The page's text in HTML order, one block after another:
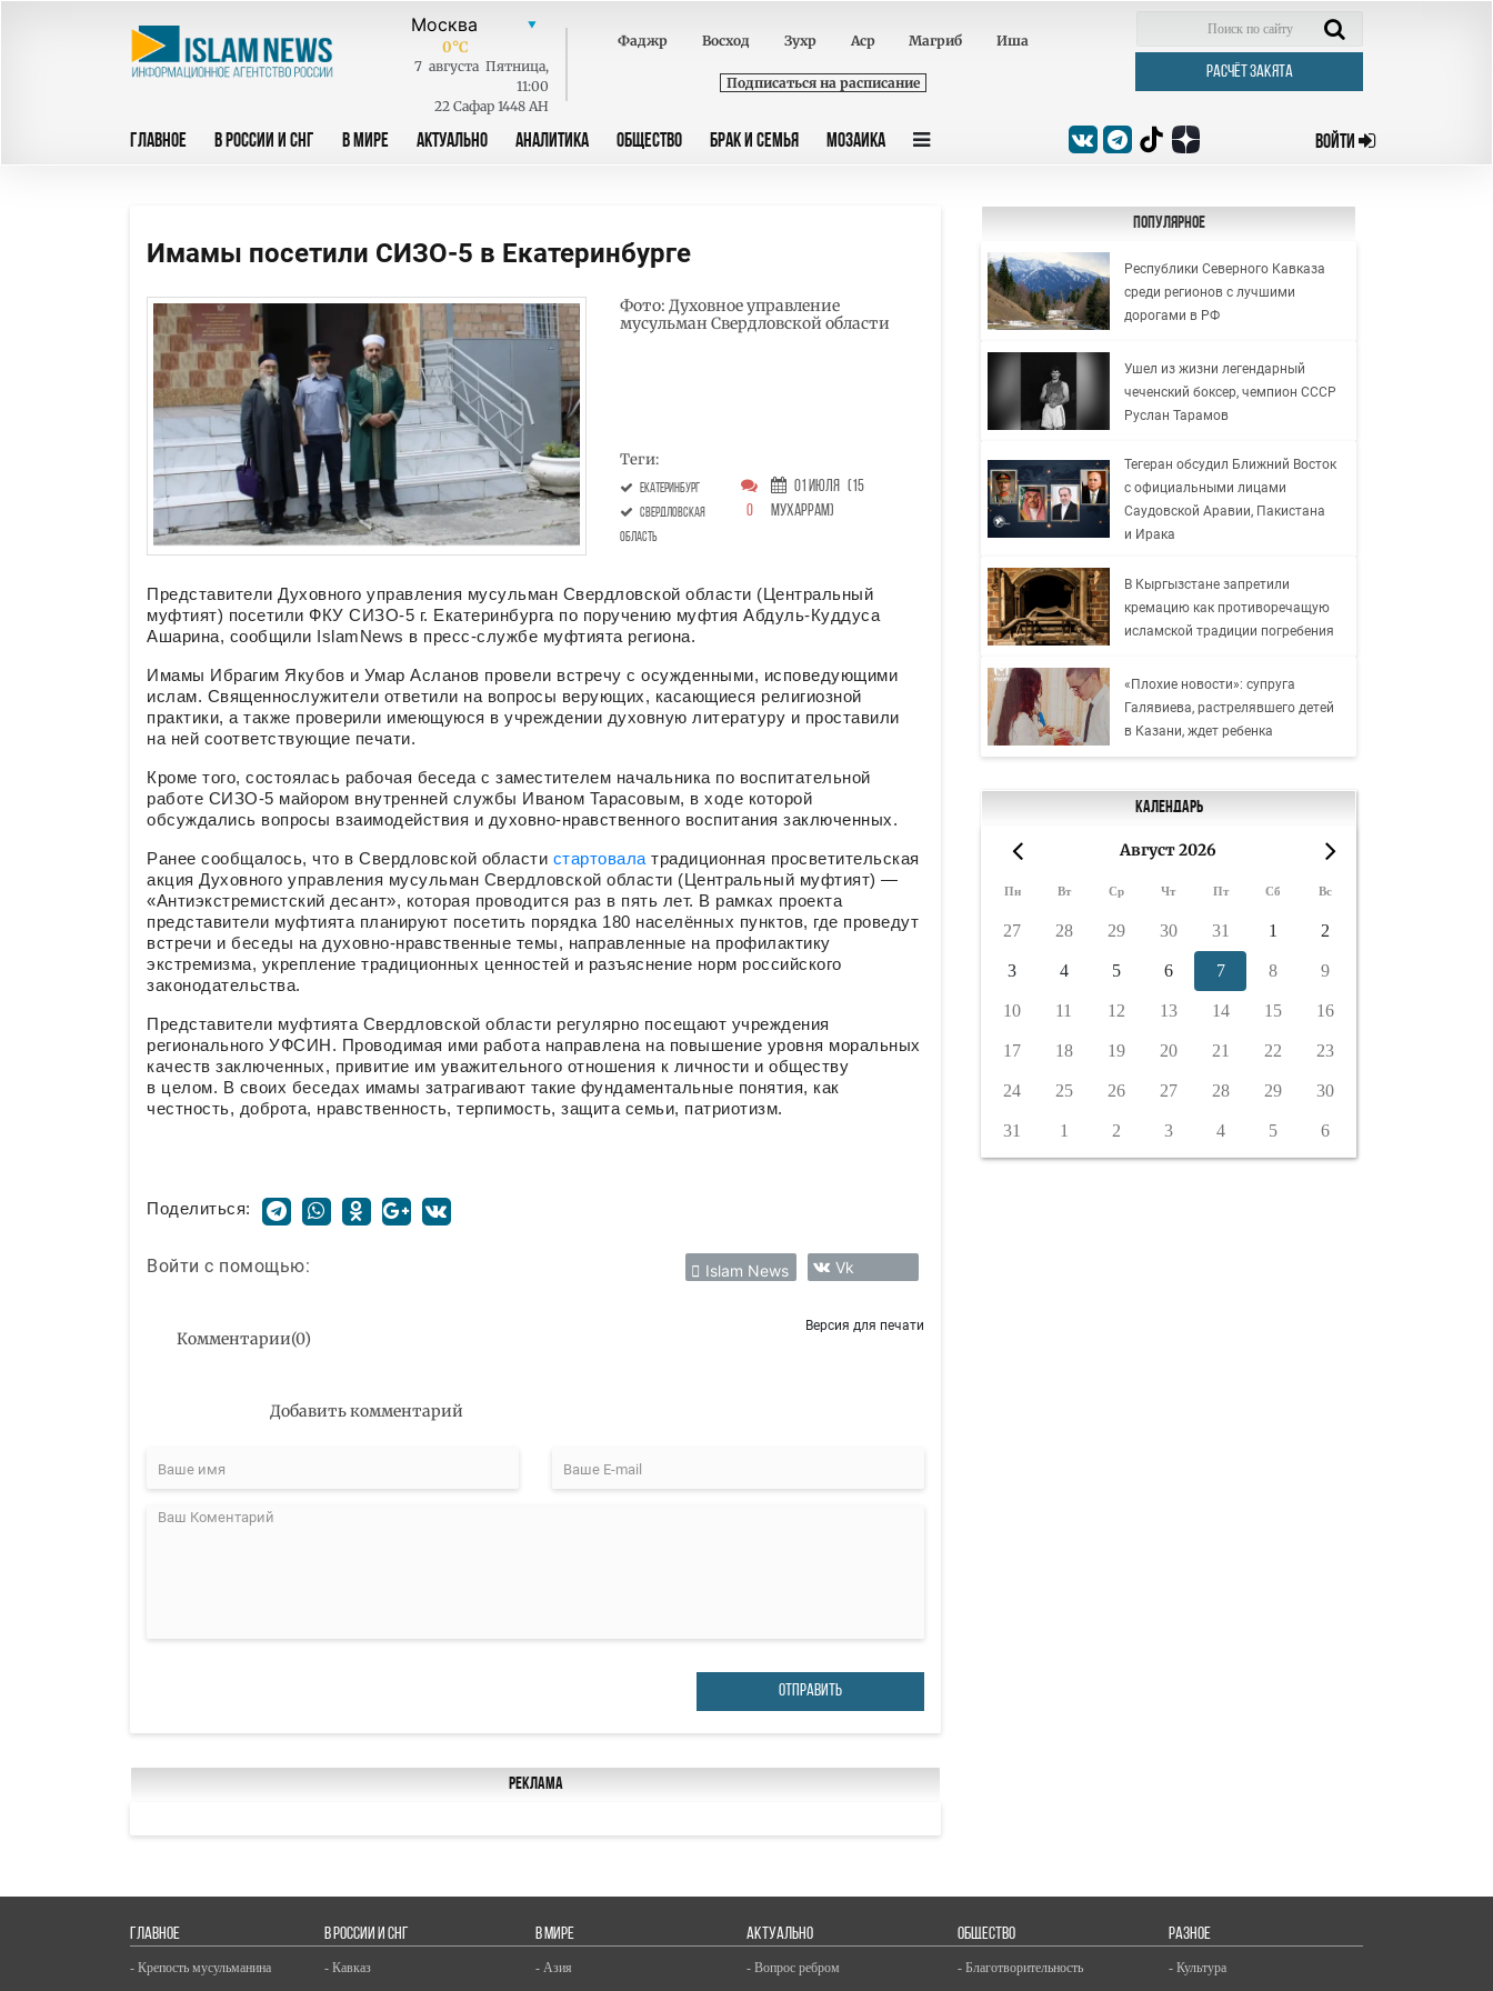
0°C
7 августа Пятница,
11:00
22 Сафар 1448 AH
Фаджр Восход Зухр Аср Магриб Иша
Подписаться на расписание
РАСЧЁТ ЗАКЯТА
ГЛАВНОЕ В РОССИИ И СНГ В МИРЕ АКТУАЛЬНО АНАЛИТИКА ОБЩЕСТВО БРАК И СЕМЬЯ МОЗАИКА ВОЙТИ
Имамы посетили СИЗО-5 в Екатеринбурге
Фото: Духовное управление
мусульман Свердловской области
Теги:
Екатеринбург
Свердловская
область
0
01 Июля (15
Мухаррам)
Представители Духовного управления мусульман Свердловской области (Центральный
муфтият) посетили ФКУ СИЗО-5 г. Екатеринбурга по поручению муфтия Абдуль-Куддуса
Ашарина, сообщили IslamNews в пресс-службе муфтията региона.
Имамы Ибрагим Якубов и Умар Асланов провели встречу с осужденными, исповедующими
ислам. Священнослужители ответили на вопросы верующих, касающиеся религиозной
практики, а также проверили имеющуюся в учреждении духовную литературу и проставили
на ней соответствующие печати.
Кроме того, состоялась рабочая беседа с заместителем начальника по воспитательной
работе СИЗО-5 майором внутренней службы Иваном Тарасовым, в ходе которой
обсуждались вопросы взаимодействия и духовно-нравственного воспитания заключенных.
Ранее сообщалось, что в Свердловской области стартовала традиционная просветительская
акция Духовного управления мусульман Свердловской области (Центральный муфтият) —
«Антиэкстремистский десант», которая проводится раз в пять лет. В рамках проекта
представители муфтията планируют посетить порядка 180 населённых пунктов, где проведут
встречи и беседы на духовно-нравственные темы, направленные на профилактику
экстремизма, укрепление традиционных ценностей и разъяснение норм российского
законодательства.
Представители муфтията Свердловской области регулярно посещают учреждения
регионального УФСИН. Проводимая ими работа направлена на повышение уровня моральных
качеств заключенных, привитие им уважительного отношения к личности и обществу
в целом. В своих беседах имамы затрагивают такие фундаментальные понятия, как
честность, доброта, нравственность, терпимость, защита семьи, патриотизм.
Поделиться:
Войти с помощью: Islam News Vk
Комментарии(0)
Версия для печати
Добавить комментарий
ОТПРАВИТЬ
Реклама
Популярное
Республики Северного Кавказа
среди регионов с лучшими
дорогами в РФ
Ушел из жизни легендарный
чеченский боксер, чемпион СССР
Руслан Тарамов
Тегеран обсудил Ближний Восток
с официальными лицами
Саудовской Аравии, Пакистана
и Ирака
В Кыргызстане запретили
кремацию как противоречащую
исламской традиции погребения
«Плохие новости»: супруга
Галявиева, растрелявшего детей
в Казани, ждет ребенка
Календарь
Август 2026
Пн Вт Ср Чт Пт Сб Вс
27 28 29 30 31 1 2
3 4 5 6 7 8 9
10 11 12 13 14 15 16
17 18 19 20 21 22 23
24 25 26 27 28 29 30
31 1 2 3 4 5 6
ГЛАВНОЕ
- Крепость мусульманина
В РОССИИ И СНГ
- Кавказ
В МИРЕ
- Азия
АКТУАЛЬНО
- Вопрос ребром
ОБЩЕСТВО
- Благотворительность
РАЗНОЕ
- Культура